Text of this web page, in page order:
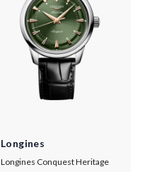
Longines
Longines Conquest Heritage